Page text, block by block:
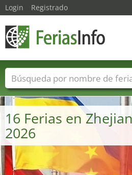
16 Ferias en
2026
Login Registrado
Nombres de ferias Países
Sectores de ferias
Sectores de proveedor de